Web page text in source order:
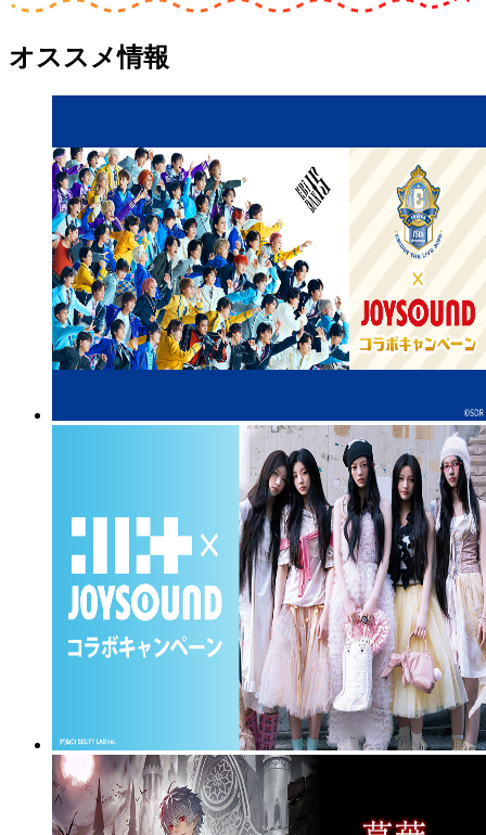
オススメ情報